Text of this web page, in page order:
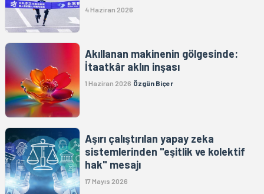
4 Haziran 2026
Akıllanan makinenin gölgesinde:
İtaatkâr aklın inşası
1 Haziran 2026 Özgün Biçer
Aşırı çalıştırılan yapay zeka
sistemlerinden "eşitlik ve kolektif
hak" mesajı
17 Mayıs 2026